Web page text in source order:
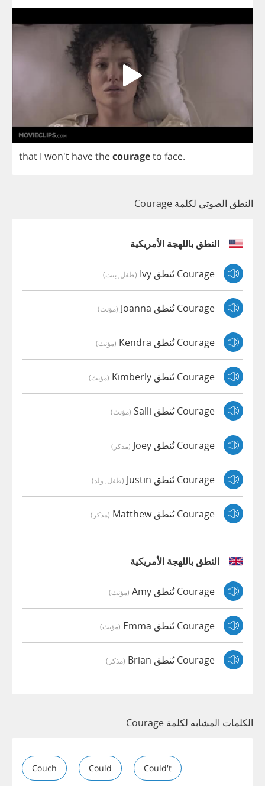
that I won't havethecourageto face.
النطق الصوتي لكلمة Courage
النطق باللهجة الأمريكية
Courage تُنطق Ivy (طفل, بنت)
Courage تُنطق Joanna (مؤنث)
Courage تُنطق Kendra (مؤنث)
Courage تُنطق Kimberly (مؤنث)
Courage تُنطق Salli (مؤنث)
Courage تُنطق Joey (مذكر)
Courage تُنطق Justin (طفل, ولد)
Courage تُنطق Matthew (مذكر)
النطق باللهجة الأمريكية
Courage تُنطق Amy (مؤنث)
Courage تُنطق Emma (مؤنث)
Courage تُنطق Brian (مذكر)
الكلمات المشابه لكلمة Courage
Couch Could Could't